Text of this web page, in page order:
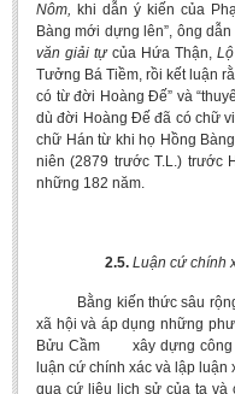
Nôm, khi dẫn ý kiến của
Bàng mới dựng lên”, ông
văn giải tựcủa Hứa Thận,
Tưởng Bá Tiềm, rồi kết luận
có từ đời Hoàng Đế” và
dù đời Hoàng Đế đã có chữ
chữ Hán từ khi họ Hồng
niên (2879 trước T.L.) trước
những 182 năm.
2.5. Luận cứ chính
Bằng kiến thức sâu rộng,
xã hội và áp dụng những
Bửu Cầm xây dựng công
luận cứ chính xác và lập luận
qua cứ liệu lịch sử của ta và